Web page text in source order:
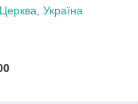
Україна